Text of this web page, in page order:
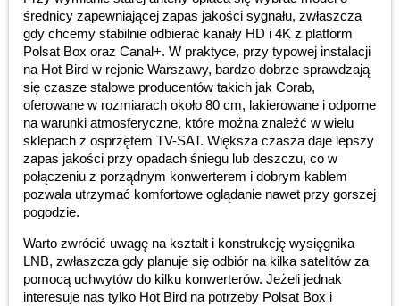
średnicy zapewniającej zapas jakości sygnału, zwłaszcza
gdy chcemy stabilnie odbierać kanały HD i 4K z platform
Polsat Box oraz Canal+. W praktyce, przy typowej instalacji
na Hot Bird w rejonie Warszawy, bardzo dobrze sprawdzają
się czasze stalowe producentów takich jak Corab,
oferowane w rozmiarach około 80 cm, lakierowane i odporne
na warunki atmosferyczne, które można znaleźć w wielu
sklepach z osprzętem TV-SAT. Większa czasza daje lepszy
zapas jakości przy opadach śniegu lub deszczu, co w
połączeniu z porządnym konwerterem i dobrym kablem
pozwala utrzymać komfortowe oglądanie nawet przy gorszej
pogodzie.
Warto zwrócić uwagę na kształt i konstrukcję wysięgnika
LNB, zwłaszcza gdy planuje się odbiór na kilka satelitów za
pomocą uchwytów do kilku konwerterów. Jeżeli jednak
interesuje nas tylko Hot Bird na potrzeby Polsat Box i